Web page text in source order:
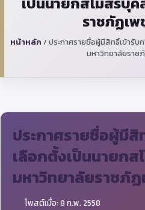
ราชภัฏเ
หน้าหลัก / ประกาศรายชื่อผู้มีสิทธิ์เข้ารับ
มหาวิทยาลัยราช
ประกาศรายชื่อผู้มีสิ
เลือกตั้งเป็นนายกส
มหาวิทยาลัยราชภั
โพสต์เมื่อ: 8 ก.พ. 2558